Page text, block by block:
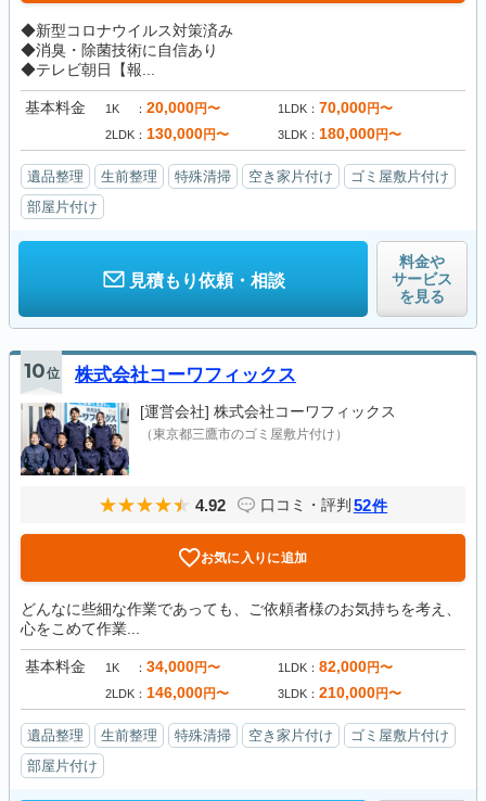
◆新型コロナウイルス対策済み
◆消臭・除菌技術に自信あり
◆テレビ朝日【報...
基本料金 1K 20,000円〜 1LDK 70,000円〜
2LDK 130,000円〜 3LDK 180,000円〜
遺品整理 生前整理 特殊清掃 空き家片付け
ゴミ屋敷片付け
部屋片付け
見積もり依頼・相談
料金や
サービス
を見る
10位 株式会社コーワフィックス
[運営会社] 株式会社コーワフィックス
（東京都三鷹市のゴミ屋敷片付け）
4.92 口コミ・評判 52件
お気に入りに追加
どんなに些細な作業であっても、ご依頼者様のお気持ちを考え、
心をこめて作業...
基本料金 1K 34,000円〜 1LDK 82,000円〜
2LDK 146,000円〜 3LDK 210,000円〜
遺品整理 生前整理 特殊清掃 空き家片付け
ゴミ屋敷片付け
部屋片付け